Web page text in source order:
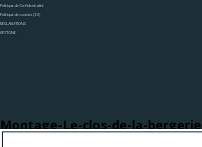
Politique de Confidentialité
Politique de cookies (EU)
RÉCLAMATIONS
UPSTONE
Montage-Le-clos-de-la-bergerie